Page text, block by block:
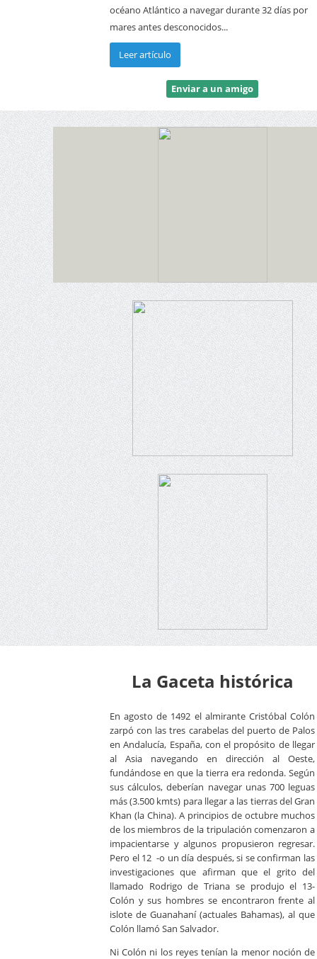
océano Atlántico a navegar durante 32 días por
mares antes desconocidos...
Leer artículo
Enviar a un amigo
La Gaceta histórica
En agosto de 1492 el almirante Cristóbal Colón
zarpó con las tres carabelas del puerto de Palos
en Andalucía, España, con el propósito de llegar
al Asia navegando en dirección al Oeste,
fundándose en que la tierra era redonda. Según
sus cálculos, deberían navegar unas 700 leguas
más (3.500 kmts) para llegar a las tierras del Gran
Khan (la China). A principios de octubre muchos
de los miembros de la tripulación comenzaron a
impacientarse y algunos propusieron regresar.
Pero el 12 -o un día después, si se confirman las
investigaciones que afirman que el grito del
llamado Rodrigo de Triana se produjo el 13-
Colón y sus hombres se encontraron frente al
islote de Guanahaní (actuales Bahamas), al que
Colón llamó San Salvador.
Ni Colón ni los reyes tenían la menor noción de